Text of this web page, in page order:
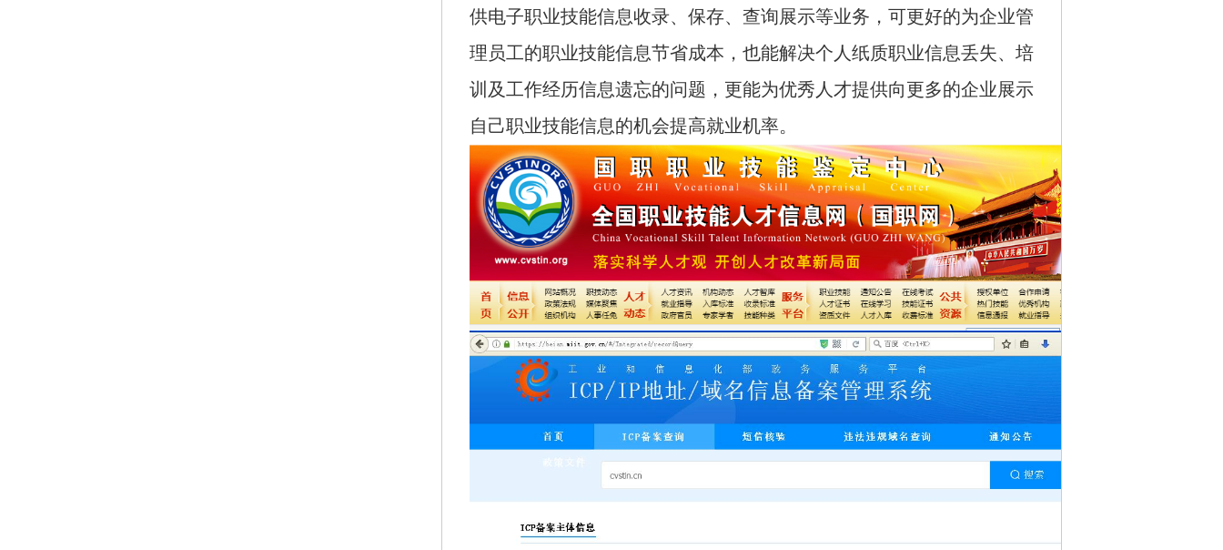
供电子职业技能信息收录、保存、查询展示等业务，可更好的为企业管
理员工的职业技能信息节省成本，也能解决个人纸质职业信息丢失、培
训及工作经历信息遗忘的问题，更能为优秀人才提供向更多的企业展示
自己职业技能信息的机会提高就业机率。